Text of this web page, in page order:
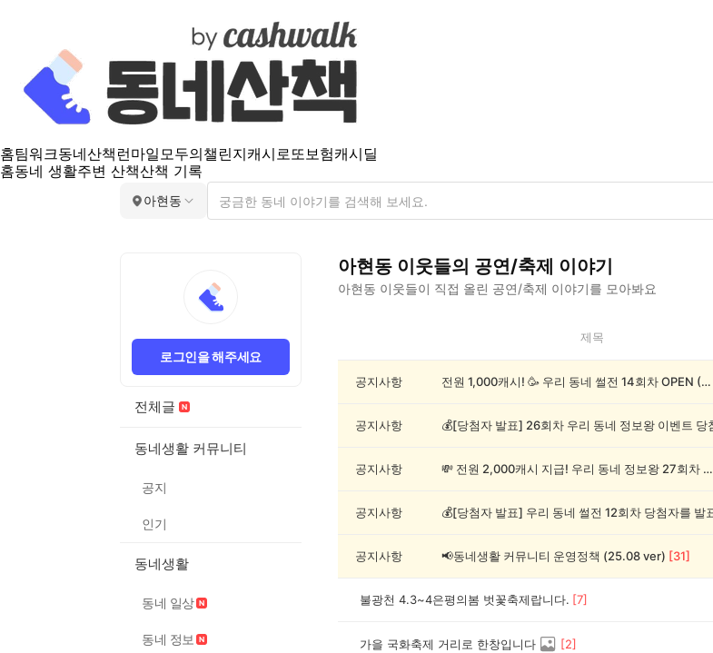
홈팀워크동네산책 런마일모두의챌린지캐시로또보험캐시딜
홈동네 생활주변 산책산책 기록
아현동
로그인을 해주세요
전체글
동네생활 커뮤니티
공지
인기
동네생활
동네 일상
동네 정보
아현동 이웃들의 공연/축제 이야기
아현동 이웃들이 직접 올린 공연/축제 이야기를 모아봐요
동
제목
공지사항 전원 1,000캐시! 🥳 우리 동네 썰전 14회차 OPEN (~8/17)
공지사항
공지사항 💸 전원 2,000캐시 지급! 우리 동네 정보왕 27회차 (~8/10)
공지사항
공지사항 📢동네생활 커뮤니티 운영정책 (25.08 ver) [31]
불광천 4.3~4은평의봄 벗꽃축제랍니다. [7]
가을 국화축제 거리로 한창입니다 [2]